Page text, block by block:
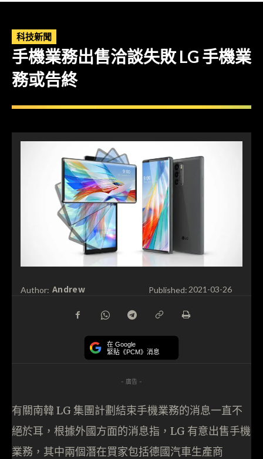
科技新聞
手機業務出售洽談失敗 LG 手機業
務或告終
Author: Andrew Published:2021-03-26
在 Google
緊貼《PCM》消息
- 廣告 -
有關南韓 LG 集團計劃結束手機業務的消息一直不
絕於耳，根據外國方面的消息指，LG 有意出售手機
業務，其中兩個潛在買家包括德國汽車生產商